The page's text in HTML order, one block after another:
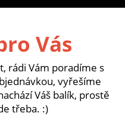
Vás
rádi Vám poradíme s
vyřešíme
Váš balík, prostě
třeba. :)